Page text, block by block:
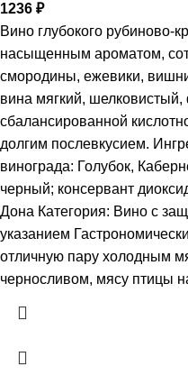
1236 ₽
Вино глубокого рубиново-
насыщенным ароматом,
смородины, ежевики,
вина мягкий,
сбалансированной
долгим послевкусием.
винограда: Голубок,
черный; консервант
Дона Категория: Вино с
указанием
отличную пару холодным
черносливом, мясу птицы